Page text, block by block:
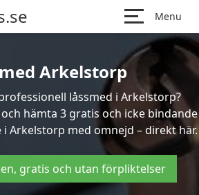
Menu
Arkelstorp
låssmed i Arkelstorp?
hämta 3 gratis och icke bindande
Arkelstorp med omnejd – direkt här.
gratis och utan förpliktelser